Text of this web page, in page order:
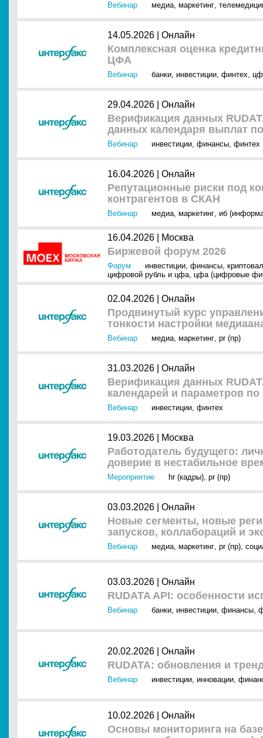
Вебинар медиа, маркетинг,
14.05.2026 | Онлайн
Комплексная оценка
ЦФА
Вебинар банки, инвестиции, финтех,
29.04.2026 | Онлайн
Верификация данных
данных календаря выплат
Вебинар инвестиции, финансы, финтех
16.04.2026 | Онлайн
Репутационные риски под
контрагентов в СКАН
Вебинар медиа, маркетинг, иб
16.04.2026 | Москва
Биржевой форум 2026
Форум инвестиции, финансы,
цифровой рубль и цфа, цфа (цифровые
02.04.2026 | Онлайн
Продвинутый курс
тонкости настройки
Вебинар медиа, маркетинг, pr (пр)
31.03.2026 | Онлайн
Верификация данных
календарей и параметров
Вебинар инвестиции, финтех
19.03.2026 | Москва
Работодатель будущего:
доверие в нестабильное
Мероприятие hr (кадры), pr (пр)
03.03.2026 | Онлайн
Новые сегменты, новые
запусков, коллабораций и
Вебинар медиа, маркетинг, pr (пр),
03.03.2026 | Онлайн
RUDATA API: особенности
Вебинар банки, инвестиции, финансы,
20.02.2026 | Онлайн
RUDATA: обновления и
Вебинар инвестиции, инновации,
10.02.2026 | Онлайн
Основы мониторинга на